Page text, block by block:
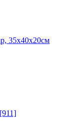
35х40х20см